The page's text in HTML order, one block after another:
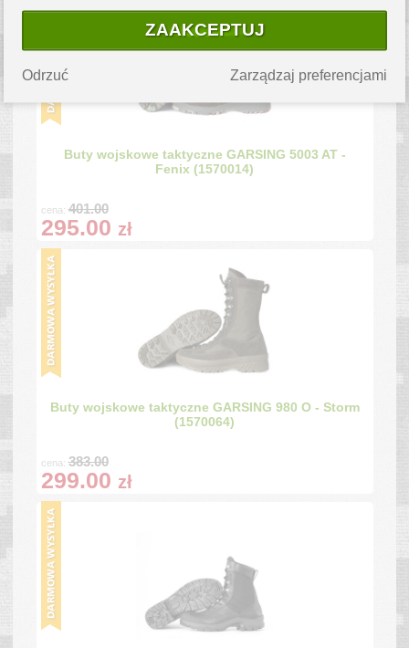
Buty wojskowe taktyczne GARSING 5003 AT -
Fenix (1570014)
cena:401.00
295.00 zł
Buty wojskowe taktyczne GARSING 980 O - Storm
(1570064)
cena:383.00
299.00 zł
ZAAKCEPTUJ
Zarządzaj preferencjami
Odrzuć